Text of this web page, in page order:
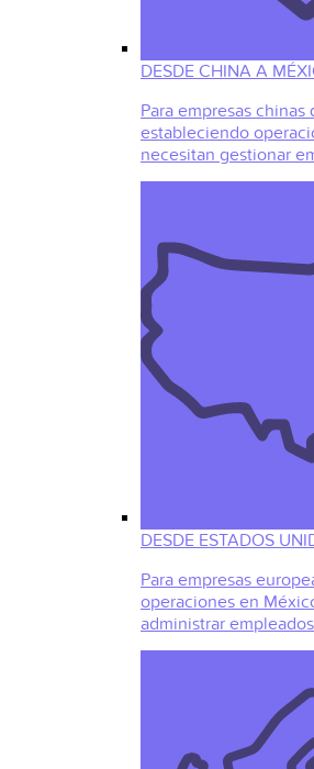
DESDE CHINA A
Para empresas chinas
estableciendo
necesitan gestionar
DESDE ESTADOS
Para empresas
operaciones en
administrar empleados